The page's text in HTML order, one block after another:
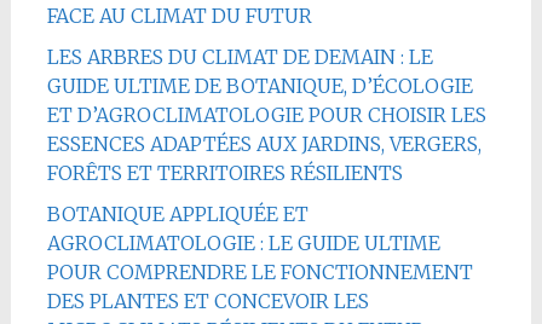
FACE AU CLIMAT DU FUTUR
LES ARBRES DU CLIMAT DE DEMAIN : LE
GUIDE ULTIME DE BOTANIQUE, D’ÉCOLOGIE
ET D’AGROCLIMATOLOGIE POUR CHOISIR LES
ESSENCES ADAPTÉES AUX JARDINS, VERGERS,
FORÊTS ET TERRITOIRES RÉSILIENTS
BOTANIQUE APPLIQUÉE ET
AGROCLIMATOLOGIE : LE GUIDE ULTIME
POUR COMPRENDRE LE FONCTIONNEMENT
DES PLANTES ET CONCEVOIR LES